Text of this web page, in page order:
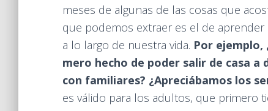
meses de algunas de las cosas que
que podemos extraer es el de
a lo largo de nuestra vida. Por
mero hecho de poder salir de casa a
con familiares? ¿Apreciábamos los
es válido para los adultos, que primero